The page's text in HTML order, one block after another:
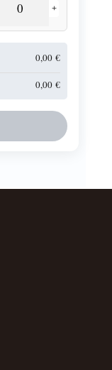
+
0,00 €
0,00 €